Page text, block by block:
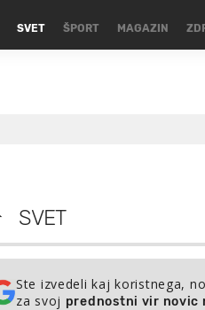
SVET ŠPORT MAGAZIN
SVET
Ste izvedeli kaj koristnega,
za svoj prednostni vir novic